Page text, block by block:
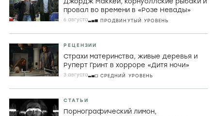
провал во времени в «Розе Невады»
6 августа ПРОДВИНУТЫЙ УРОВЕНЬ
РЕЦЕНЗИИ
Страхи материнства, живые деревья и
Руперт Гринт в хорроре «Дитя ночи»
3 августа СРЕДНИЙ УРОВЕНЬ
СТАТЬИ
Порнографический лимон,